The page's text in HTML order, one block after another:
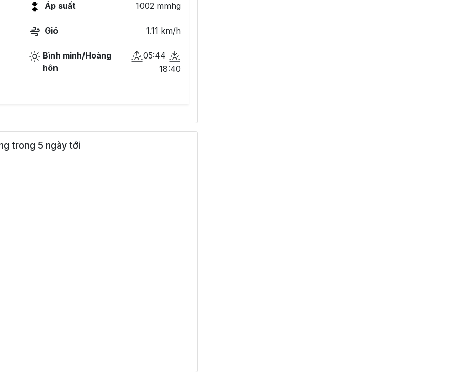
Áp suất 1002 mmhg
Gió 1.11 km/h
Bình minh/Hoàng
hôn
05:44
18:40
trong 5 ngày tới